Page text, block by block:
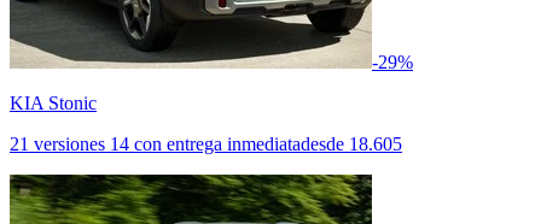
-29%
KIA Stonic
21 versiones 14 con entrega inmediatadesde 18.605